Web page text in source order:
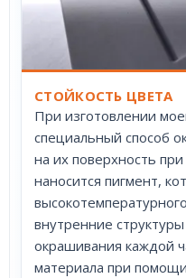
СТОЙКОСТЬ ЦВЕТА
При изготовлении
специальный способ
на их поверхность
наносится пигмент,
внутренние
окрашивания каждой
материала при